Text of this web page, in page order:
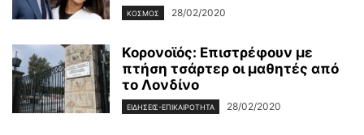
ΚΌΣΜΟΣ 28/02/2020
Κορονοϊός: Επιστρέφουν με
πτήση τσάρτερ οι μαθητές από
το Λονδίνο
ΕΙΔΉΣΕΙΣ-ΕΠΙΚΑΙΡΌΤΗΤΑ 28/02/2020